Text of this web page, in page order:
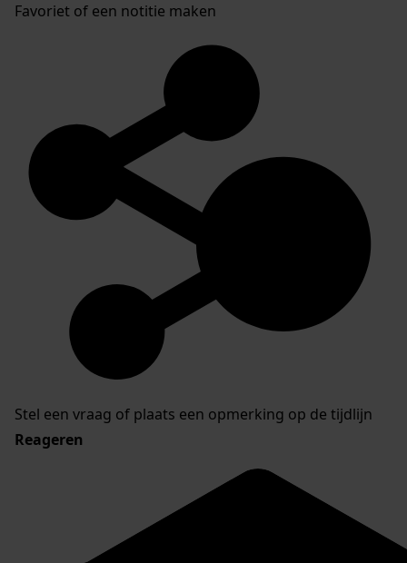
Favoriet of een notitie maken
Stel een vraag of plaats een opmerking op de tijdlijn
Reageren